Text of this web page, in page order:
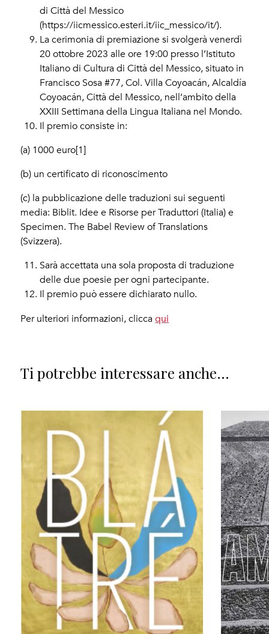
di Città del Messico
(https://iicmessico.esteri.it/iic_messico/it/).
La cerimonia di premiazione si svolgerà venerdì
20 ottobre 2023 alle ore 19:00 presso l’Istituto
Italiano di Cultura di Città del Messico, situato in
Francisco Sosa #77, Col. Villa Coyoacán, Alcaldía
Coyoacán, Città del Messico, nell’ambito della
XXIII Settimana della Lingua Italiana nel Mondo.
Il premio consiste in:
(a) 1000 euro[1]
(b) un certificato di riconoscimento
(c) la pubblicazione delle traduzioni sui seguenti
media: Biblit. Idee e Risorse per Traduttori (Italia) e
Specimen. The Babel Review of Translations
(Svizzera).
Sarà accettata una sola proposta di traduzione
delle due poesie per ogni partecipante.
Il premio può essere dichiarato nullo.
Per ulteriori informazioni, cliccaqui
Ti potrebbe interessare anche...